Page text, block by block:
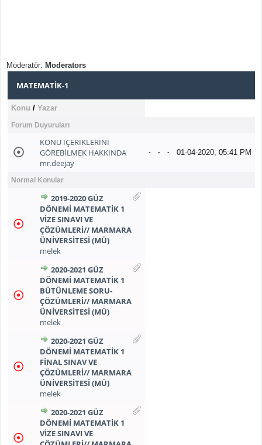
Moderatör: Moderators
MATEMATIK-1
Konu / Yazar
Forum Duyuruları
KONU İÇERİKLERİNİ
GÖREBİLMEK HAKKINDA
mr.deejay
- - - 01-04-2020, 05:41 PM
Normal Konular
2019-2020 GÜZ
DÖNEMİ MATEMATİK 1
VİZE SINAVI VE
ÇÖZÜMLERİ// MARMARA
ÜNİVERSİTESİ (MÜ)
melek
2020-2021 GÜZ
DÖNEMİ MATEMATİK 1
BÜTÜNLEME SORU-
ÇÖZÜMLERİ// MARMARA
ÜNİVERSİTESİ (MÜ)
melek
2020-2021 GÜZ
DÖNEMİ MATEMATİK 1
FİNAL SINAV VE
ÇÖZÜMLERİ// MARMARA
ÜNİVERSİTESİ (MÜ)
melek
2020-2021 GÜZ
DÖNEMİ MATEMATİK 1
VİZE SINAVI VE